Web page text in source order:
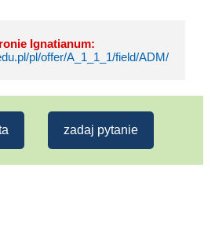
Ignatianum:
pl/offer/A_1_1_1/field/ADM/
zadaj pytanie